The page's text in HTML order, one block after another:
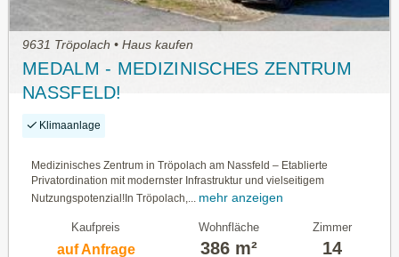
9631 Tröpolach • Haus kaufen
MEDALM - MEDIZINISCHES ZENTRUM
NASSFELD!
Klimaanlage
Medizinisches Zentrum in Tröpolach am Nassfeld – Etablierte
Privatordination mit modernster Infrastruktur und vielseitigem
Nutzungspotenzial!In Tröpolach,...
mehr anzeigen
Kaufpreis
auf Anfrage
Wohnfläche
386 m²
Zimmer
14